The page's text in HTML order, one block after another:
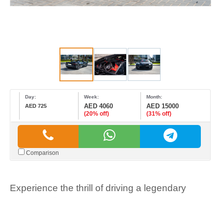
Day:
AED 725
Week:
AED 4060
(20% off)
Month:
AED 15000
(31% off)
Comparison
Experience the thrill of driving a legendary